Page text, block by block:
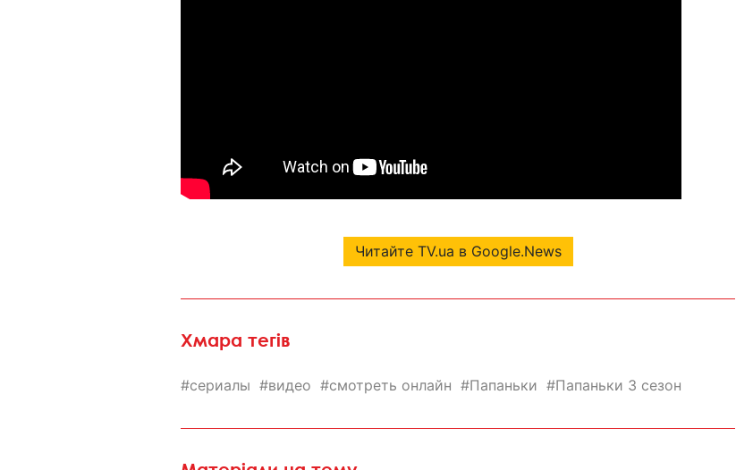
Читайте TV.ua в Google.News
Хмара тегів
сериалы видео смотреть онлайн Папаньки Папаньки 3 сезон